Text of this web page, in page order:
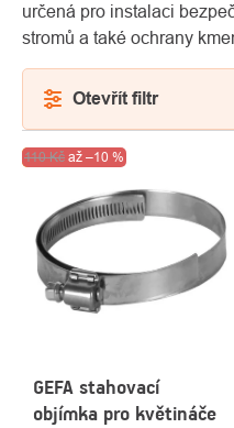
určená pro instalaci
stromů a také ochrany
Otevřít filtr
VÝPIS
PRODUKTŮ
Akce Výprodej
110 Kč až –10 %
GEFA stahovací
objímka pro květináče